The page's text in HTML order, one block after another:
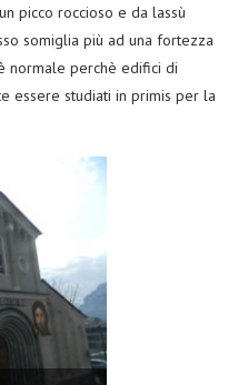
picco roccioso e da lassù
somiglia più ad una fortezza
normale perchè edifici di
essere studiati in primis per la